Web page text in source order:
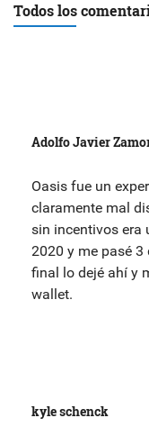
Todos los
Adolfo Javier
Oasis fue un
claramente mal
sin incentivos era
2020 y me pasé 3
final lo dejé ahí y
wallet.
kyle schenck